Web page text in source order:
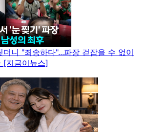
더니 "죄송하다"...파장 걷잡을 수 없이
[지금이뉴스]